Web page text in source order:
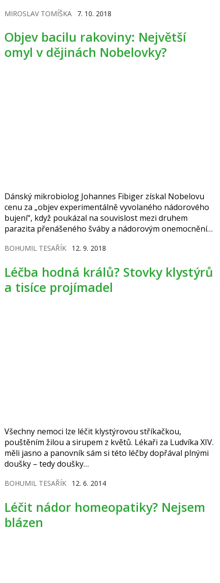
MIROSLAV TOMÍŠKA 7. 10. 2018
Objev bacilu rakoviny: Největší
omyl v dějinách Nobelovky?
Dánský mikrobiolog Johannes Fibiger získal Nobelovu
cenu za „objev experimentálně vyvolaného nádorového
bujení“, když poukázal na souvislost mezi druhem
parazita přenášeného šváby a nádorovým onemocněním.
jeho objevu „bacilu rakoviny“ bývá označováno za jeden
fyziologii a lékařství.
BOHUMIL TESAŘÍK 12. 9. 2018
Léčba hodná králů? Stovky klystýrů
a tisíce projímadel
Všechny nemoci lze léčit klystýrovou stříkačkou,
pouštěním žilou a sirupem z květů. Lékaři za Ludvíka XIV.
měli jasno a panovník sám si této léčby dopřával plnými
doušky – tedy doušky…
BOHUMIL TESAŘÍK 12. 6. 2014
Léčit nádor homeopatiky? Nejsem
blázen